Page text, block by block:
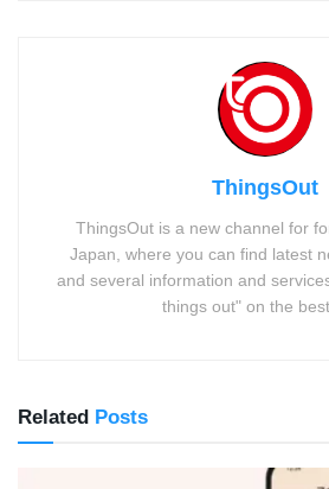
ThingsOut
ThingsOut is a new channel for
Japan, where you can find latest
and several information and
things out" on the
Related Posts